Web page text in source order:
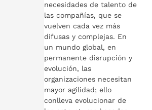
necesidades de talento de
las compañías, que se
vuelven cada vez más
difusas y complejas. En
un mundo global, en
permanente disrupción y
evolución, las
organizaciones necesitan
mayor agilidad; ello
conlleva evolucionar de